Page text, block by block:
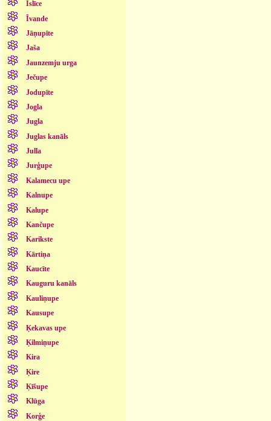
Īslīce
Īvande
Jāņupīte
Jaša
Jaunzemju urga
Ječupe
Jodupīte
Jogla
Jugla
Juglas kanāls
Julla
Jurģupe
Kalamecu upe
Kalnupe
Kalupe
Kančupe
Karikste
Kārtiņa
Kaucīte
Kauguru kanāls
Kauliņupe
Kausupe
Ķekavas upe
Ķilmiņupe
Kira
Ķire
Ķīšupe
Klūga
Korģe